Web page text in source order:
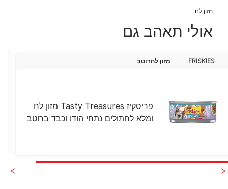
מזון לח
אולי תאהב גם
FRISKIES מזון לחרוטב
פריסקיז Tasty Treasures מזון לח
ומלא לחתולים נתחי הודו וכבד ברוטב